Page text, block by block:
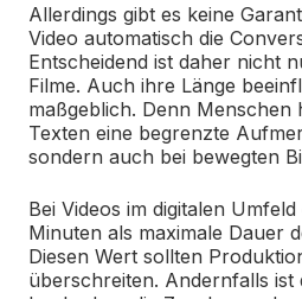
Allerdings gibt es keine
Video automatisch die
Entscheidend ist daher nicht
Filme. Auch ihre Länge
maßgeblich. Denn Menschen
Texten eine begrenzte
sondern auch bei bewegten
Bei Videos im digitalen
Minuten als maximale Dauer
Diesen Wert sollten
überschreiten. Andernfalls ist